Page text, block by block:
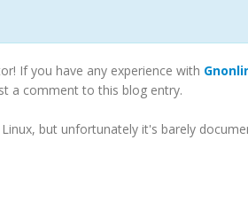
If you have any experience with
a comment to this blog entry.
but unfortunately it's barely